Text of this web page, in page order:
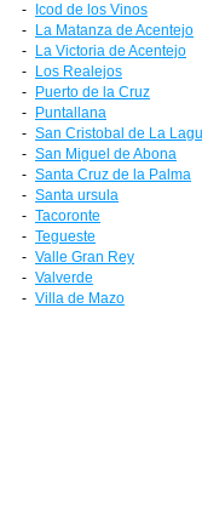
-
Icod de los Vinos
-
La Matanza de Acentejo
-
La Victoria de Acentejo
-
Los Realejos
-
Puerto de la Cruz
-
Puntallana
- San Cristobal de La
- San Miguel de Abona
- Santa Cruz de la Palma
- Santa ursula
- Tacoronte
- Tegueste
- Valle Gran Rey
- Valverde
- Villa de Mazo